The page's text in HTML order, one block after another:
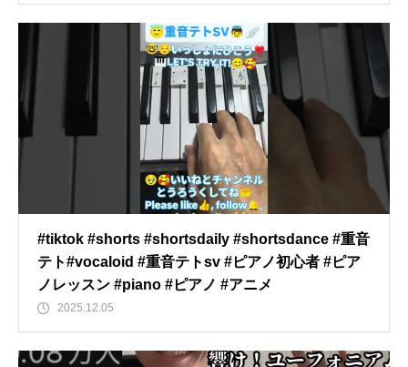
#tiktok #shorts #shortsdaily #shortsdance #重音
テト#vocaloid #重音テトsv #ピアノ初心者 #ピア
ノレッスン #piano #ピアノ #アニメ
2025.12.05